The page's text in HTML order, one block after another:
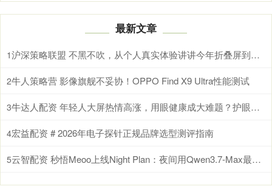
最新文章
1 沪深策略联盟 不黑不吹，从个人真实体验讲讲今年折叠屏到底要怎么选？
2牛人策略营 影像旗舰不妥协！OPPO Find X9 Ultra性能测试
3 牛达人配资 年轻人大屏热情高涨，用眼健康成大难题？护眼电视选海信小墨E5S Pro就对了
4宏益配资 # 2026年电子探针正规品牌选型测评指南
5 云智配资 秒悟Meoo上线Night Plan：夜间用Qwen3.7-Max最低2折